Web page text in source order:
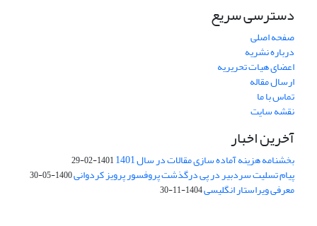
دسترسی سریع
صفحه اصلی
درباره نشریه
اعضای هیات تحریریه
ارسال مقاله
تماس با ما
نقشه سایت
آخرین اخبار
بخشنامه هزینه آماده سازی مقالات در سال 1401 1401-02-29
پیام تسلیت سردبیر در پی درگذشت پروفسور پرویز کردوانی1400-05-30
معرفی ویراستار انگلیسی1404-11-30